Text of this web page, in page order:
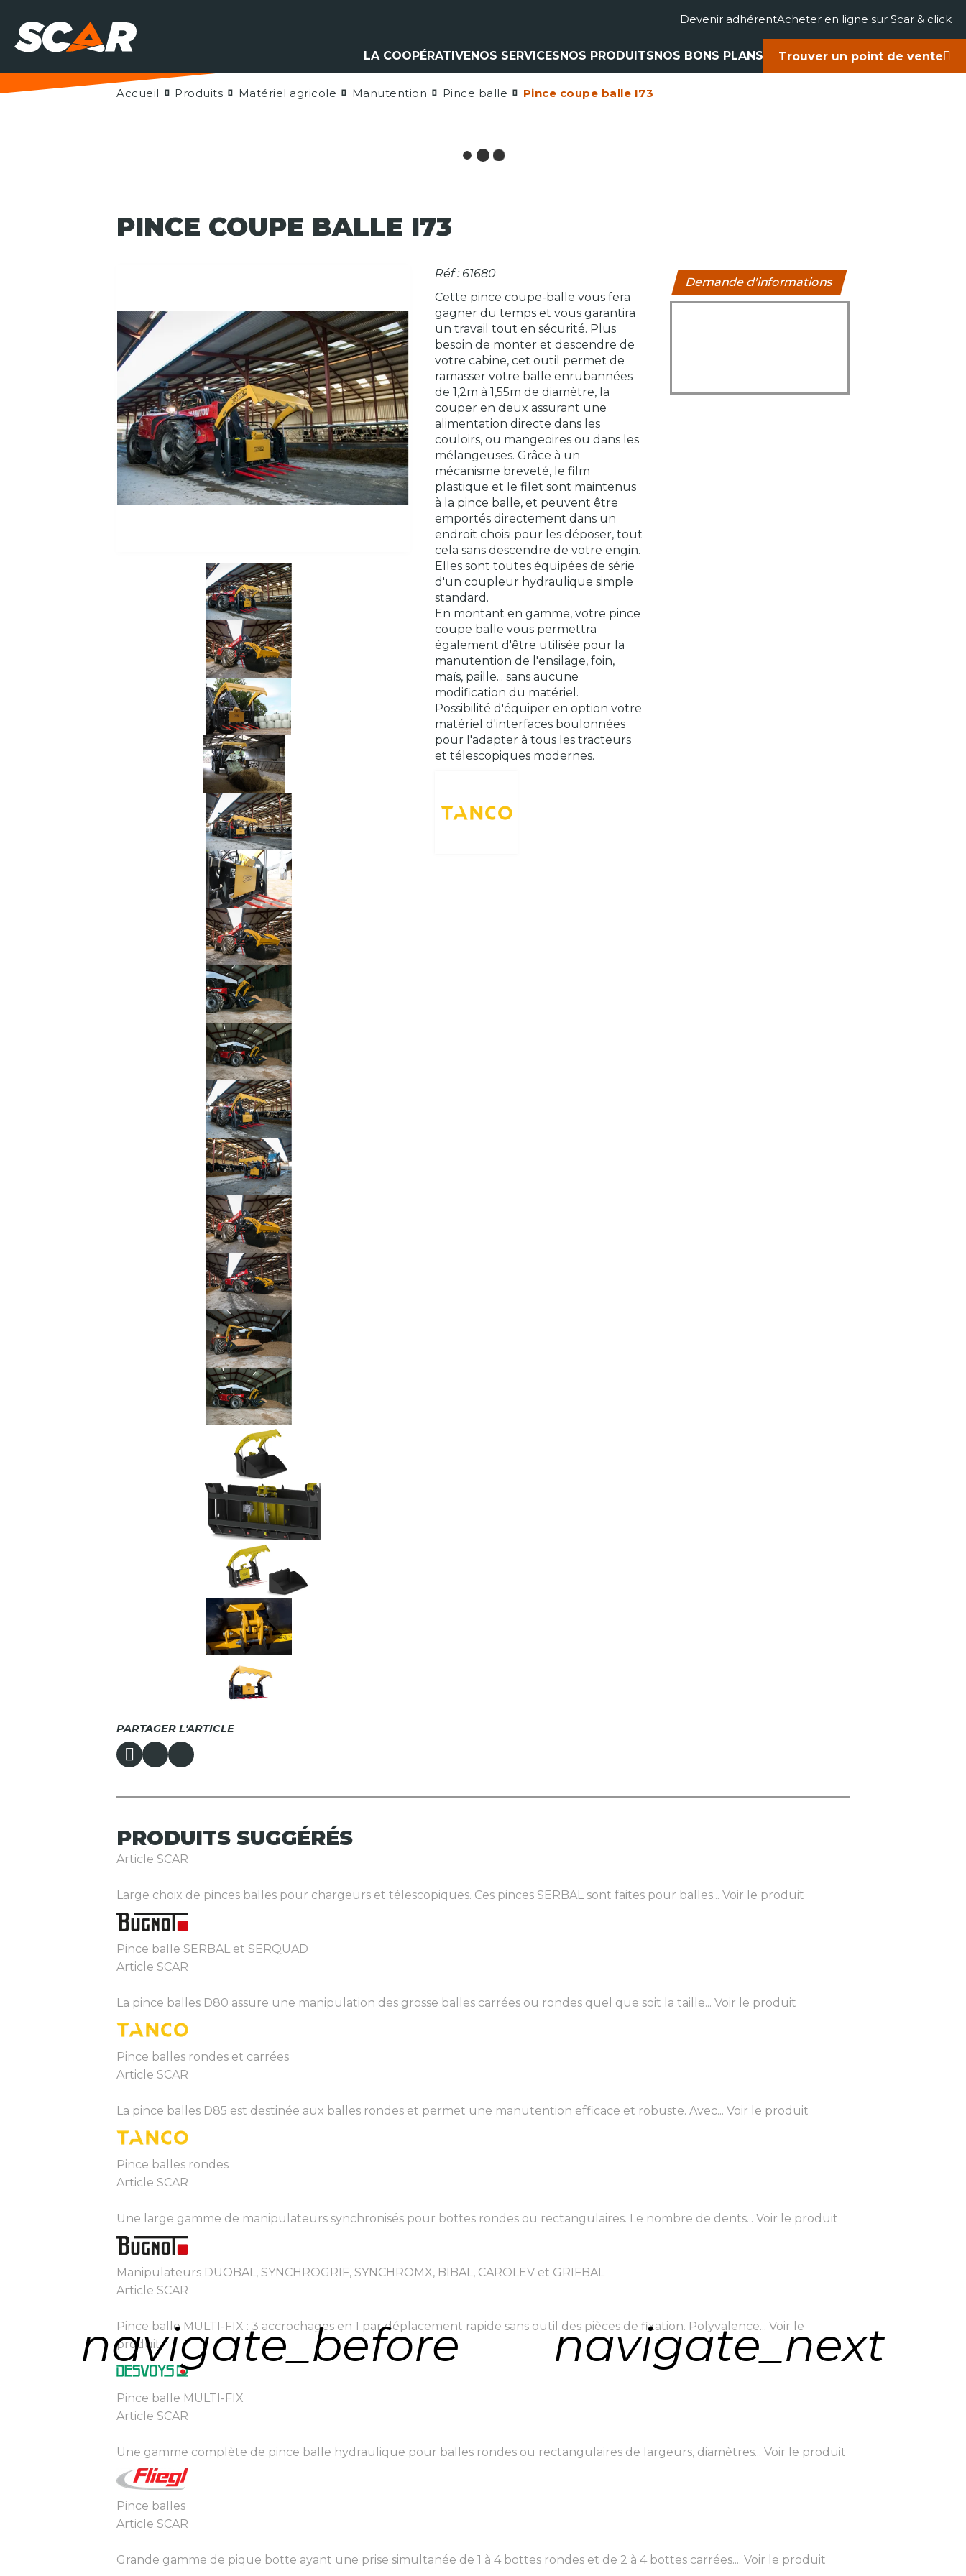
Devenir adhérentAcheter en ligne sur Scar & click
LA COOPÉRATIVENOS SERVICES
Climatisation
Cardan
Pneumatique
NOS PRODUITS
Matériel agricole
NOS BONS PLANS Trouver un point de vente
Accueil Produits Matériel agricole Manutention Pince balle Pince coupe balle I73
PINCE COUPE BALLE I73
Réf : 61680
PARTAGER L'ARTICLE
Cette pince coupe-balle vous fera
gagner du temps et vous garantira
un travail tout en sécurité. Plus
besoin de monter et descendre de
votre cabine, cet outil permet de
ramasser votre balle enrubannées
de 1,2m à 1,55m de diamètre, la
couper en deux assurant une
alimentation directe dans les
couloirs, ou mangeoires ou dans les
mélangeuses. Grâce à un
mécanisme breveté, le film
plastique et le filet sont maintenus
à la pince balle, et peuvent être
emportés directement dans un
endroit choisi pour les déposer, tout
cela sans descendre de votre engin.
Elles sont toutes équipées de série
d'un coupleur hydraulique simple
standard.
En montant en gamme, votre pince
coupe balle vous permettra
également d'être utilisée pour la
manutention de l'ensilage, foin,
maïs, paille... sans aucune
modification du matériel.
Possibilité d'équiper en option votre
matériel d'interfaces boulonnées
pour l'adapter à tous les tracteurs
et télescopiques modernes.
Demande d'informations
PRODUITS SUGGÉRÉS
navigate_before
Article SCAR
Large choix de pinces balles pour chargeurs et télescopiques. Ces pinces SERBAL sont faites pour balles... Voir le produit
Pince balle SERBAL et SERQUAD
Article SCAR
La pince balles D80 assure une manipulation des grosse balles carrées ou rondes quel que soit la taille... Voir le produit
Pince balles rondes et carrées
Article SCAR
La pince balles D85 est destinée aux balles rondes et permet une manutention efficace et robuste. Avec... Voir le produit
Pince balles rondes
Article SCAR
Une large gamme de manipulateurs synchronisés pour bottes rondes ou rectangulaires. Le nombre de dents... Voir le produit
Manipulateurs DUOBAL, SYNCHROGRIF, SYNCHROMX, BIBAL, CAROLEV et GRIFBAL
Article SCAR
Pince balle MULTI-FIX : 3 accrochages en 1 par déplacement rapide sans outil des pièces de fixation. Polyvalence... Voir le
produit
Pince balle MULTI-FIX
Article SCAR
Une gamme complète de pince balle hydraulique pour balles rondes ou rectangulaires de largeurs, diamètres... Voir le produit
Pince balles
Article SCAR
Grande gamme de pique botte ayant une prise simultanée de 1 à 4 bottes rondes et de 2 à 4 bottes carrées.... Voir le produit
navigate_next